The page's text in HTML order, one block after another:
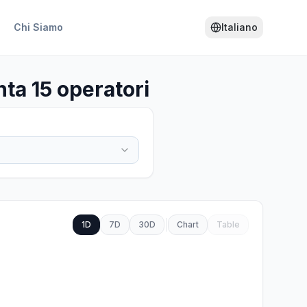
Chi Siamo Italiano
15 operatori
1D 7D 30D Chart Table